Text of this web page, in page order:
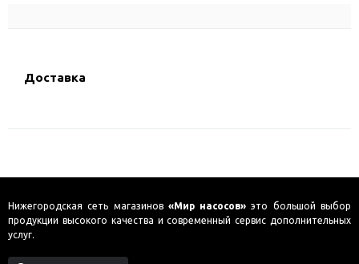
Доставка
Нижегородская сеть магазинов «Мир насосов» это большой выбор
продукции высокого качества и современный сервис дополнительных
услуг.